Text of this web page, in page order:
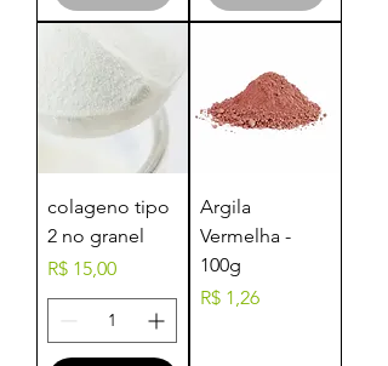
colageno tipo
2 no granel
Preço
R$ 15,00
Argila
Vermelha -
100g
Preço
R$ 1,26